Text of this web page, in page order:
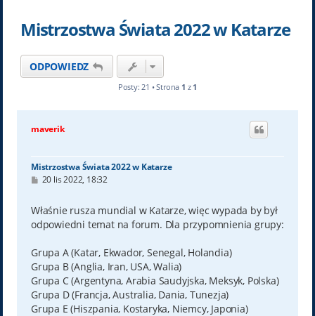
Mistrzostwa Świata 2022 w Katarze
ODPOWIEDZ
Posty: 21 • Strona 1 z 1
maverik
Mistrzostwa Świata 2022 w Katarze
P
t
20 lis 2022, 18:32
Właśnie rusza mundial w Katarze, więc wypada by był
odpowiedni temat na forum. Dla przypomnienia grupy:
Grupa A (Katar, Ekwador, Senegal, Holandia)
Grupa B (Anglia, Iran, USA, Walia)
Grupa C (Argentyna, Arabia Saudyjska, Meksyk, Polska)
Grupa D (Francja, Australia, Dania, Tunezja)
Grupa E (Hiszpania, Kostaryka, Niemcy, Japonia)